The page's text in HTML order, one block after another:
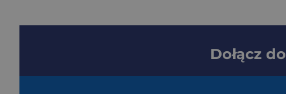
Dołącz do